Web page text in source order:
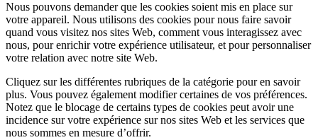
Nous pouvons demander que les cookies soient mis en place sur
votre appareil. Nous utilisons des cookies pour nous faire savoir
quand vous visitez nos sites Web, comment vous interagissez avec
nous, pour enrichir votre expérience utilisateur, et pour personnaliser
votre relation avec notre site Web.
Cliquez sur les différentes rubriques de la catégorie pour en savoir
plus. Vous pouvez également modifier certaines de vos préférences.
Notez que le blocage de certains types de cookies peut avoir une
incidence sur votre expérience sur nos sites Web et les services que
nous sommes en mesure d’offrir.